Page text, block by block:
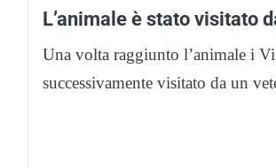
L’animale è stato visitato
Una volta raggiunto l’animale i
successivamente visitato da un